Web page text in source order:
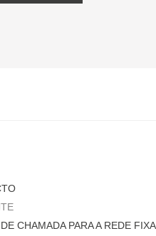
CHAMADA PARA A REDE FIXA